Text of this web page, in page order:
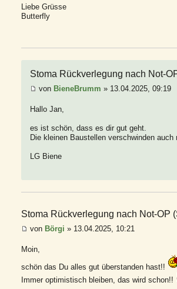
Liebe Grüsse
Butterfly
Stoma Rückverlegung nach Not-
von BieneBrumm » 13.04.2025, 09:19
Hallo Jan,
es ist schön, dass es dir gut geht.
Die kleinen Baustellen verschwinden auch
LG Biene
Stoma Rückverlegung nach Not-OP
von Börgi » 13.04.2025, 10:21
Moin,
schön das Du alles gut überstanden hast!!
Immer optimistisch bleiben, das wird schon!!